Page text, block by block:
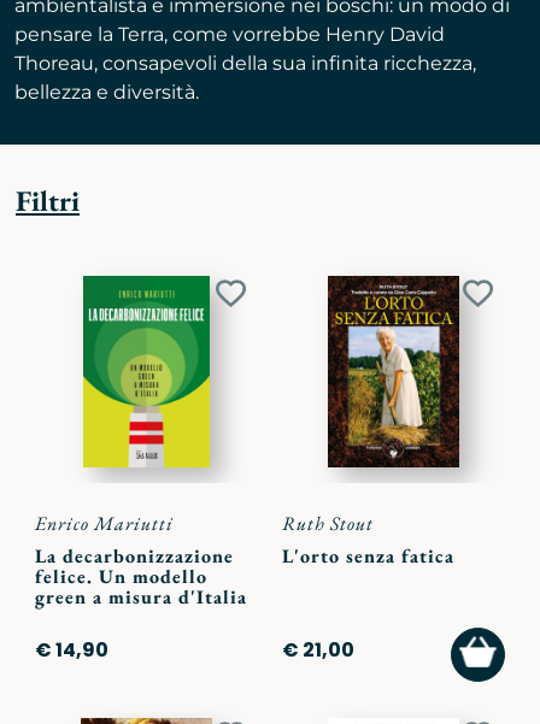
ambientalista e immersione nei boschi: un modo di
pensare la Terra, come vorrebbe Henry David
Thoreau, consapevoli della sua infinita ricchezza,
bellezza e diversità.
Filtri
Aggiungi
Enrico Mariutti
La decarbonizzazione
felice. Un modello
green a misura d'Italia
€ 14,90
Ruth Stout
L'orto senza fatica
€ 21,00
AL